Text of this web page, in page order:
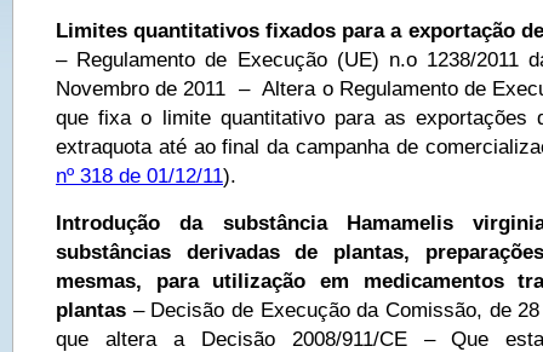
Limites quantitativos fixados para a exportação
– Regulamento de Execução (UE) n.o 1238/2011
Novembro de 2011 – Altera o Regulamento de
que fixa o limite quantitativo para as exportações
extraquota até ao final da campanha de
nº 318 de 01/12/11).
Introdução da substância Hamamelis
substâncias derivadas de plantas,
mesmas, para utilização em medicamentos
plantas – Decisão de Execução da Comissão, de
que altera a Decisão 2008/911/CE – Que